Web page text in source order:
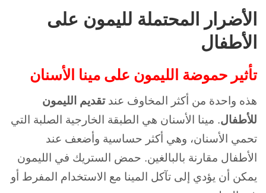
الأضرار المحتملة لليمون على
الأطفال
تأثير حموضة الليمون على مينا الأسنان
هذه واحدة من أكثر المخاوف عندتقديم الليمون
للأطفال. مينا الأسنان هي الطبقة الخارجية الصلبة التي
تحمي الأسنان، وهي أكثر حساسية وأضعف عند
الأطفال مقارنة بالبالغين. حمض الستريك في الليمون
يمكن أن يؤدي إلى تآكل المينا مع الاستخدام المفرط أو